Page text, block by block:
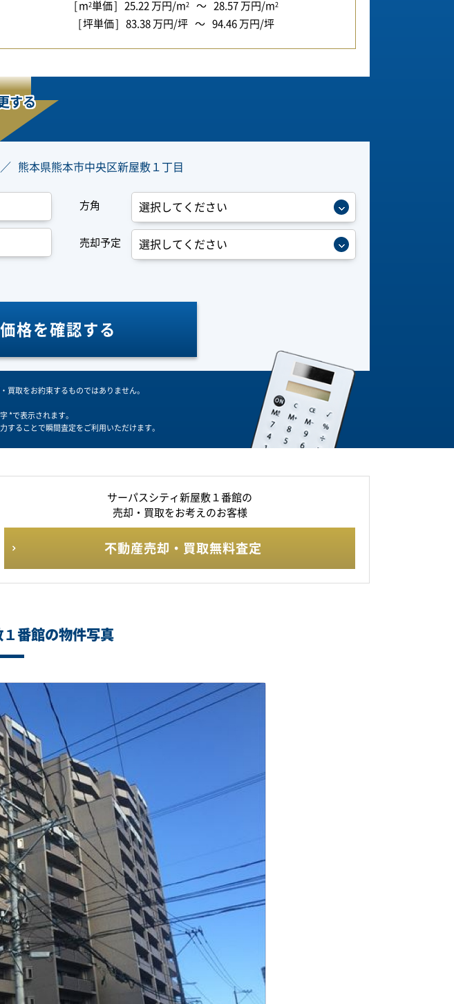
m2単価 25.22 万円/m2 28.57 万円/m2
坪単価 83.38 万円/坪 94.46 万円/坪
する
熊本県熊本市中央区新屋敷１丁目
方角
売却予定
格を確認する
買取をお約束するものではありません。
*で表示されます。
することで瞬間査定をご利用いただけます。
サーパスシティ新屋敷１番館の
売却・買取をお考えのお客様
不動産売却・買取無料査定
番館の物件写真